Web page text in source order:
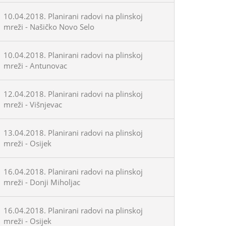
10.04.2018. Planirani radovi na plinskoj
mreži - Našičko Novo Selo
10.04.2018. Planirani radovi na plinskoj
mreži - Antunovac
12.04.2018. Planirani radovi na plinskoj
mreži - Višnjevac
13.04.2018. Planirani radovi na plinskoj
mreži - Osijek
16.04.2018. Planirani radovi na plinskoj
mreži - Donji Miholjac
16.04.2018. Planirani radovi na plinskoj
mreži - Osijek